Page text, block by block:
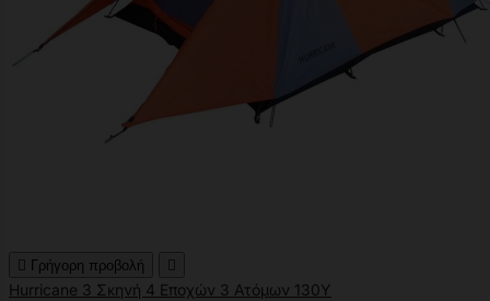
 Γρήγορη προβολή 
Hurricane 3 Σκηνή 4 Εποχών 3 Ατόμων 130Υ